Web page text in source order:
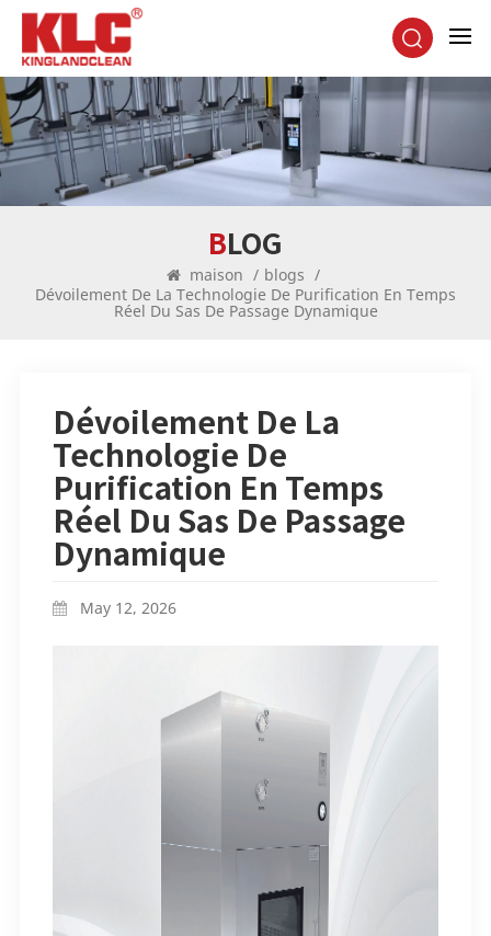
BLOG
maison / blogs /
Dévoilement De La Technologie De Purification En Temps
Réel Du Sas De Passage Dynamique
Dévoilement De La
Technologie De
Purification En Temps
Réel Du Sas De Passage
Dynamique
May 12, 2026